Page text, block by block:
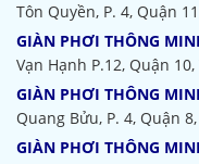
Tôn Quyền, P. 4, Quận
GIÀN PHƠI THÔNG
Vạn Hạnh P.12, Quận 10,
GIÀN PHƠI THÔNG
Quang Bửu, P. 4, Quận 8,
GIÀN PHƠI THÔNG